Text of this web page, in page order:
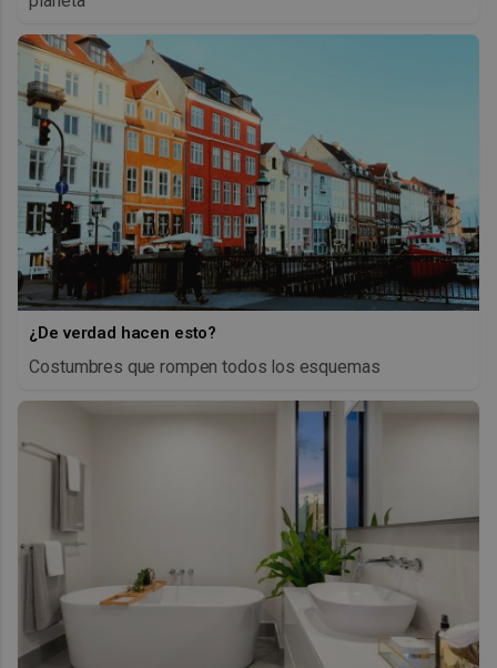
¿De verdad hacen esto?
Costumbres que rompen todos los esquemas